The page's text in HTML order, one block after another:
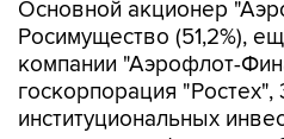
компании "Аэрофлот-
госкорпорация "Ростех",
институциональных
принадлежат физлицам,
"Аэрофлота".